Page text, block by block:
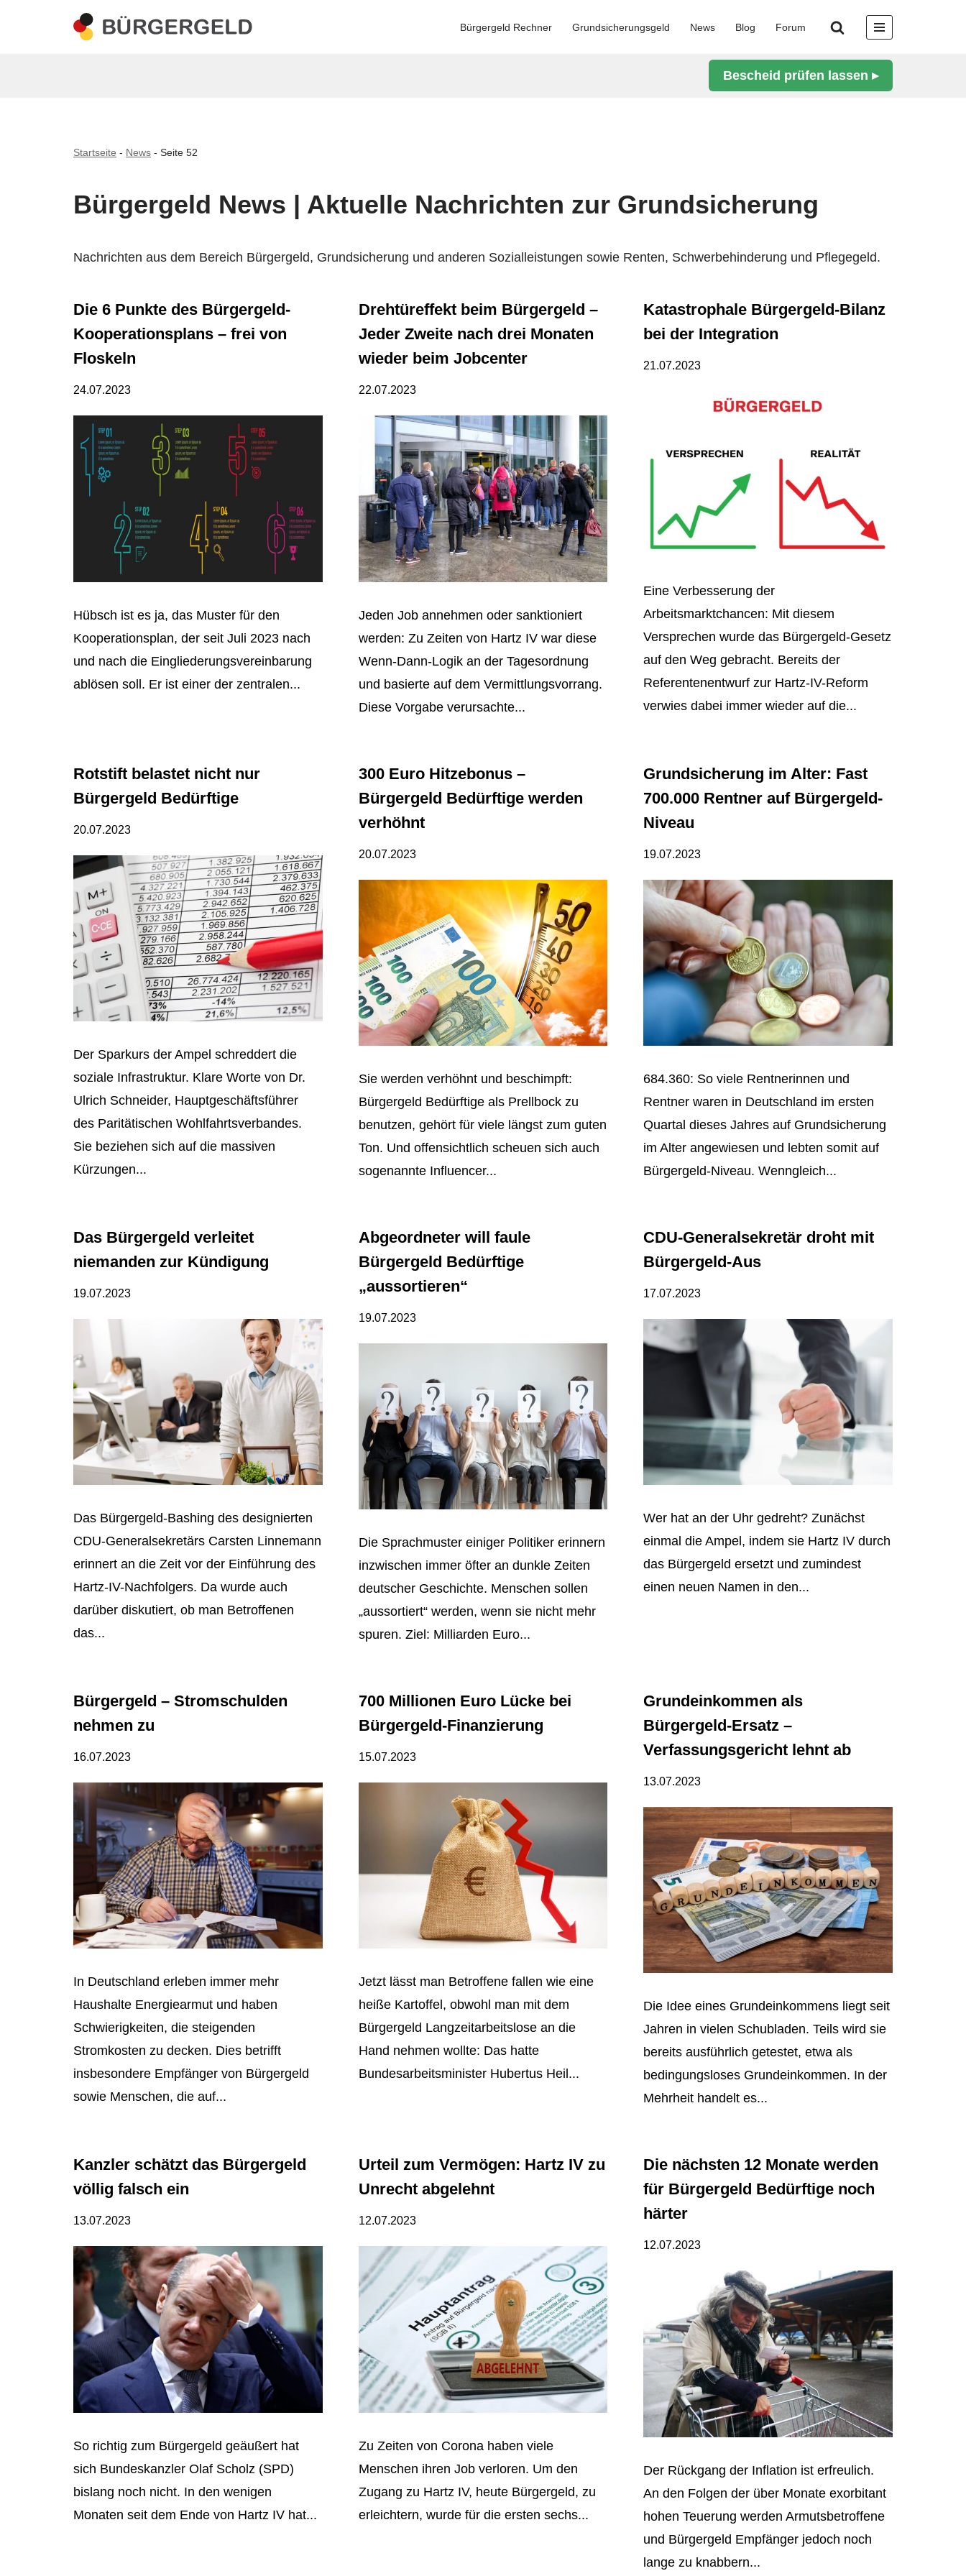
Bürgergeld Rechner Grundsicherungsgeld News Blog Forum
Bescheid prüfen lassen ▸
Startseite - News - Seite 52
Bürgergeld News | Aktuelle Nachrichten zur Grundsicherung
Nachrichten aus dem Bereich Bürgergeld, Grundsicherung und anderen Sozialleistungen sowie Renten, Schwerbehinderung und Pflegegeld.
Die 6 Punkte des Bürgergeld-
Kooperationsplans – frei von
Floskeln
24.07.2023
Hübsch ist es ja, das Muster für den
Kooperationsplan, der seit Juli 2023 nach
und nach die Eingliederungsvereinbarung
ablösen soll. Er ist einer der zentralen...
Drehtüreffekt beim Bürgergeld –
Jeder Zweite nach drei Monaten
wieder beim Jobcenter
22.07.2023
Jeden Job annehmen oder sanktioniert
werden: Zu Zeiten von Hartz IV war diese
Wenn-Dann-Logik an der Tagesordnung
und basierte auf dem Vermittlungsvorrang.
Diese Vorgabe verursachte...
Katastrophale Bürgergeld-Bilanz
bei der Integration
21.07.2023
Eine Verbesserung der
Arbeitsmarktchancen: Mit diesem
Versprechen wurde das Bürgergeld-Gesetz
auf den Weg gebracht. Bereits der
Referentenentwurf zur Hartz-IV-Reform
verwies dabei immer wieder auf die...
Rotstift belastet nicht nur
Bürgergeld Bedürftige
20.07.2023
Der Sparkurs der Ampel schreddert die
soziale Infrastruktur. Klare Worte von Dr.
Ulrich Schneider, Hauptgeschäftsführer
des Paritätischen Wohlfahrtsverbandes.
Sie beziehen sich auf die massiven
Kürzungen...
300 Euro Hitzebonus –
Bürgergeld Bedürftige werden
verhöhnt
20.07.2023
Sie werden verhöhnt und beschimpft:
Bürgergeld Bedürftige als Prellbock zu
benutzen, gehört für viele längst zum guten
Ton. Und offensichtlich scheuen sich auch
sogenannte Influencer...
Grundsicherung im Alter: Fast
700.000 Rentner auf Bürgergeld-
Niveau
19.07.2023
684.360: So viele Rentnerinnen und
Rentner waren in Deutschland im ersten
Quartal dieses Jahres auf Grundsicherung
im Alter angewiesen und lebten somit auf
Bürgergeld-Niveau. Wenngleich...
Das Bürgergeld verleitet
niemanden zur Kündigung
19.07.2023
Das Bürgergeld-Bashing des designierten
CDU-Generalsekretärs Carsten Linnemann
erinnert an die Zeit vor der Einführung des
Hartz-IV-Nachfolgers. Da wurde auch
darüber diskutiert, ob man Betroffenen
das...
Abgeordneter will faule
Bürgergeld Bedürftige
„aussortieren“
19.07.2023
Die Sprachmuster einiger Politiker erinnern
inzwischen immer öfter an dunkle Zeiten
deutscher Geschichte. Menschen sollen
„aussortiert“ werden, wenn sie nicht mehr
spuren. Ziel: Milliarden Euro...
CDU-Generalsekretär droht mit
Bürgergeld-Aus
17.07.2023
Wer hat an der Uhr gedreht? Zunächst
einmal die Ampel, indem sie Hartz IV durch
das Bürgergeld ersetzt und zumindest
einen neuen Namen in den...
Bürgergeld – Stromschulden
nehmen zu
16.07.2023
In Deutschland erleben immer mehr
Haushalte Energiearmut und haben
Schwierigkeiten, die steigenden
Stromkosten zu decken. Dies betrifft
insbesondere Empfänger von Bürgergeld
sowie Menschen, die auf...
700 Millionen Euro Lücke bei
Bürgergeld-Finanzierung
15.07.2023
Jetzt lässt man Betroffene fallen wie eine
heiße Kartoffel, obwohl man mit dem
Bürgergeld Langzeitarbeitslose an die
Hand nehmen wollte: Das hatte
Bundesarbeitsminister Hubertus Heil...
Grundeinkommen als
Bürgergeld-Ersatz –
Verfassungsgericht lehnt ab
13.07.2023
Die Idee eines Grundeinkommens liegt seit
Jahren in vielen Schubladen. Teils wird sie
bereits ausführlich getestet, etwa als
bedingungsloses Grundeinkommen. In der
Mehrheit handelt es...
Kanzler schätzt das Bürgergeld
völlig falsch ein
13.07.2023
So richtig zum Bürgergeld geäußert hat
sich Bundeskanzler Olaf Scholz (SPD)
bislang noch nicht. In den wenigen
Monaten seit dem Ende von Hartz IV hat...
Urteil zum Vermögen: Hartz IV zu
Unrecht abgelehnt
12.07.2023
Zu Zeiten von Corona haben viele
Menschen ihren Job verloren. Um den
Zugang zu Hartz IV, heute Bürgergeld, zu
erleichtern, wurde für die ersten sechs...
Die nächsten 12 Monate werden
für Bürgergeld Bedürftige noch
härter
12.07.2023
Der Rückgang der Inflation ist erfreulich.
An den Folgen der über Monate exorbitant
hohen Teuerung werden Armutsbetroffene
und Bürgergeld Empfänger jedoch noch
lange zu knabbern...